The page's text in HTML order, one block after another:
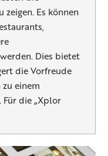
Es können
Dies bietet
die Vorfreude
einem
die „Xplor